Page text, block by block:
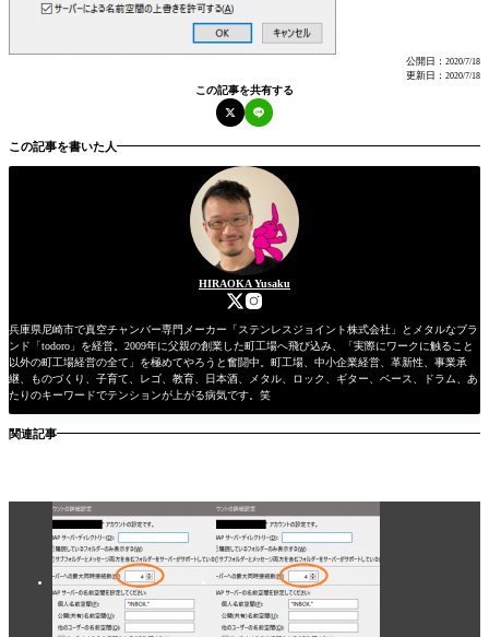
公開日： 2020/7/18
更新日： 2020/7/18
この記事を共有する
この記事を書いた人
HIRAOKA Yusaku
兵庫県尼崎市で真空チャンバー専門メーカー「ステンレスジョイント株式会社」とメタルなブラ
ンド「todoro」を経営。2009年に父親の創業した町工場へ飛び込み、「実際にワークに触ること
以外の町工場経営の全て」を極めてやろうと奮闘中。町工場、中小企業経営、革新性、事業承
継、ものづくり、子育て、レゴ、教育、日本酒、メタル、ロック、ギター、ベース、ドラム、あ
たりのキーワードでテンションが上がる病気です。笑
関連記事